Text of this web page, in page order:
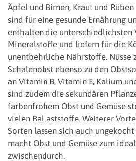
Äpfel und Birnen, Kraut und Rüben
sind für eine gesunde Ernährung
enthalten die unterschiedlichsten
Mineralstoffe und liefern für die
unentbehrliche Nährstoffe. Nüsse
Schalenobst ebenso zu den
an Vitamin B, Vitamin E, Kalium
sind zudem die sekundären
farbenfrohem Obst und Gemüse
vielen Ballaststoffe. Weiterer
Sorten lassen sich auch ungekocht
macht Obst und Gemüse zum
zwischendurch.